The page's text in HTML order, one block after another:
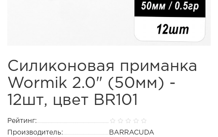
Силиконовая приманка
Wormik 2.0" (50мм) -
12шт, цвет BR101
Рейтинг:
Производитель:
BARRACUDA